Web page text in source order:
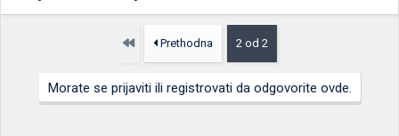
Prvo Prethodna 2 od 2
Morate se prijaviti ili registrovati da odgovorite ovde.